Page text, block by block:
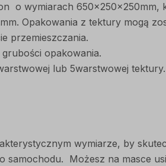
wymiarach 650x250x250mm,
Opakowania z tektury mogą
przemieszczania.
opakowania.
lub 5warstwowej tektury.
wymiarze, by
Możesz na masce